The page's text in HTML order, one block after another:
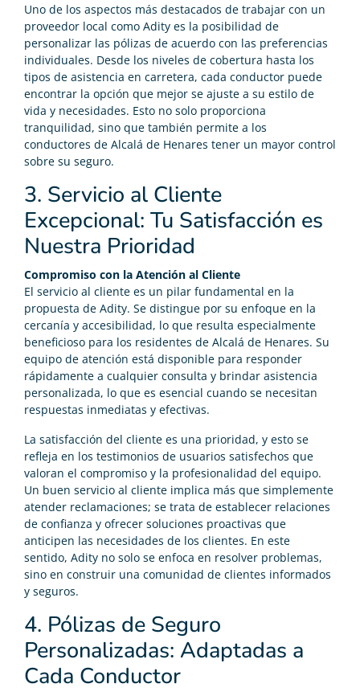
Uno de los aspectos más destacados de trabajar con un
proveedor local como Adity es la posibilidad de
personalizar las pólizas de acuerdo con las preferencias
individuales. Desde los niveles de cobertura hasta los
tipos de asistencia en carretera, cada conductor puede
encontrar la opción que mejor se ajuste a su estilo de
vida y necesidades. Esto no solo proporciona
tranquilidad, sino que también permite a los
conductores de Alcalá de Henares tener un mayor control
sobre su seguro.
3. Servicio al Cliente
Excepcional: Tu Satisfacción es
Nuestra Prioridad
Compromiso con la Atención al Cliente
El servicio al cliente es un pilar fundamental en la
propuesta de Adity. Se distingue por su enfoque en la
cercanía y accesibilidad, lo que resulta especialmente
beneficioso para los residentes de Alcalá de Henares. Su
equipo de atención está disponible para responder
rápidamente a cualquier consulta y brindar asistencia
personalizada, lo que es esencial cuando se necesitan
respuestas inmediatas y efectivas.
La satisfacción del cliente es una prioridad, y esto se
refleja en los testimonios de usuarios satisfechos que
valoran el compromiso y la profesionalidad del equipo.
Un buen servicio al cliente implica más que simplemente
atender reclamaciones; se trata de establecer relaciones
de confianza y ofrecer soluciones proactivas que
anticipen las necesidades de los clientes. En este
sentido, Adity no solo se enfoca en resolver problemas,
sino en construir una comunidad de clientes informados
y seguros.
4. Pólizas de Seguro
Personalizadas: Adaptadas a
Cada Conductor